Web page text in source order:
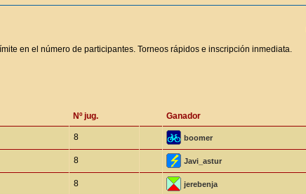
en el número de participantes. Torneos rápidos e inscripción inmediata.
Nº jug. Ganador
8 boomer
8 Javi_astur
8 jerebenja